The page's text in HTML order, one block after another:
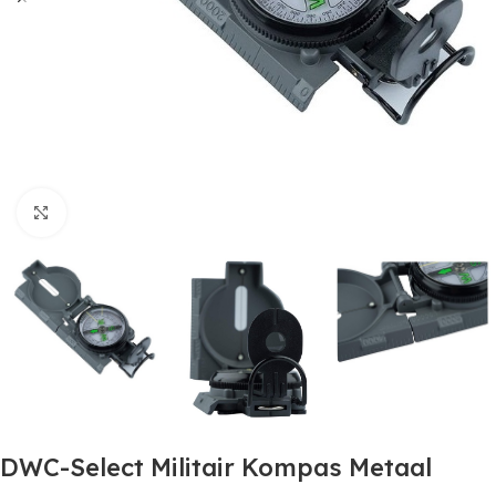
DWC-Select Militair Kompas Metaal